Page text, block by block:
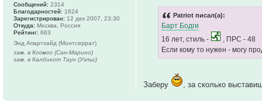
Patriot писал(а):
Барт Бодги
16 лет, стиль -
, ПРС - 48
Если кому то нужен - могу
Заберу , за сколько
Сообщений: 2314
Благодарностей: 1624
Зарегистрирован: 12 дек 2007, 23:30
Откуда: Москва, Россия
Рейтинг: 663
Энд Апартхайд (Монтсеррат)
зам. в Космос (Сан-Марино)
зам. в Калдикот Таун (Уэльс)